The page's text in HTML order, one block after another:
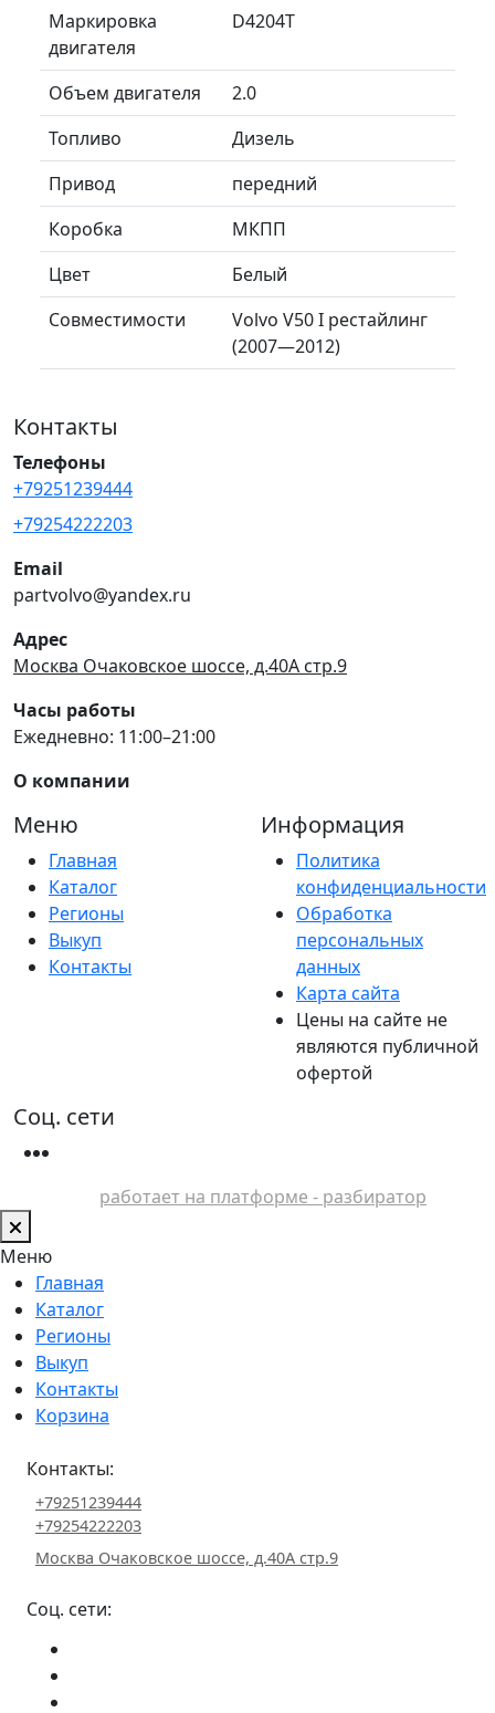
Маркировка
двигателя
D4204T
Объем двигателя
2.0
Топливо
Дизель
Привод
передний
Коробка
МКПП
Цвет
Белый
Совместимости
Volvo V50 I рестайлинг
(2007—2012)
Контакты
Телефоны
+79251239444
+79254222203
Email
partvolvo@yandex.ru
Адрес
Москва Очаковское шоссе, д.40А стр.9
Часы работы
Ежедневно: 11:00–21:00
О компании
Меню
Главная
Каталог
Регионы
Выкуп
Контакты
Информация
Политика
конфиденциальности
Обработка
персональных
данных
Карта сайта
Цены на сайте не
являются публичной
офертой
Соц. сети
работает на платформе - разбиратор
Меню
Главная
Каталог
Регионы
Выкуп
Контакты
Корзина
Контакты:
+79251239444
+79254222203
Москва Очаковское шоссе, д.40А стр.9
Соц. сети: